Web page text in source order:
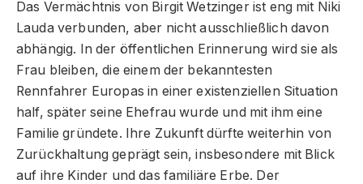
Das Vermächtnis von Birgit Wetzinger ist eng mit Niki
Lauda verbunden, aber nicht ausschließlich davon
abhängig. In der öffentlichen Erinnerung wird sie als
Frau bleiben, die einem der bekanntesten
Rennfahrer Europas in einer existenziellen Situation
half, später seine Ehefrau wurde und mit ihm eine
Familie gründete. Ihre Zukunft dürfte weiterhin von
Zurückhaltung geprägt sein, insbesondere mit Blick
auf ihre Kinder und das familiäre Erbe. Der